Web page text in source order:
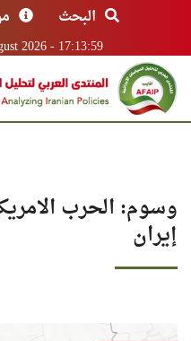
البحث
2026 - 17:13:59
وسوم: الحرب
إيران